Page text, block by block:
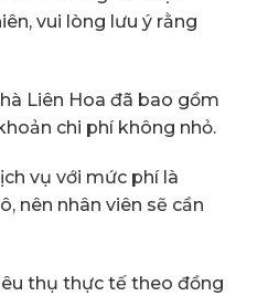
vui lòng lưu ý rằng
Liên Hoa đã bao gồm
chi phí không nhỏ.
vụ với mức phí là
nên nhân viên sẽ cần
thụ thực tế theo đồng